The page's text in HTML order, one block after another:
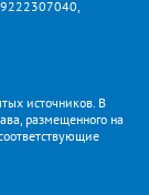
источников. В
размещенного на